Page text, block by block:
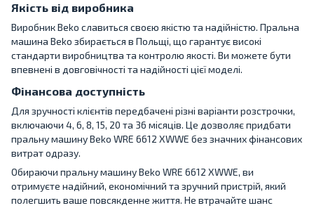
Якість від виробника
Виробник Beko славиться своєю якістю та надійністю. Пральна
машина Beko збирається в Польщі, що гарантує високі
стандарти виробництва та контролю якості. Ви можете бути
впевнені в довговічності та надійності цієї моделі.
Фінансова доступність
Для зручності клієнтів передбачені різні варіанти розстрочки,
включаючи 4, 6, 8, 15, 20 та 36 місяців. Це дозволяє придбати
пральну машину Beko WRE 6612 XWWE без значних фінансових
витрат одразу.
Обираючи пральну машину Beko WRE 6612 XWWE, ви
отримуєте надійний, економічний та зручний пристрій, який
полегшить ваше повсякденне життя. Не втрачайте шанс